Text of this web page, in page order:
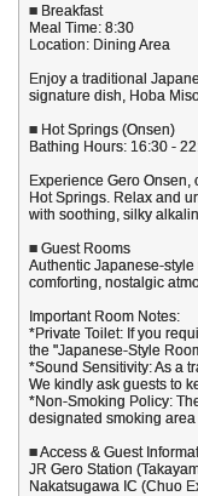
■ Breakfast
Meal Time: 8:30
Location: Dining Area
Enjoy a traditional
signature dish, Hoba
■ Hot Springs (Onsen)
Bathing Hours: 16:30 -
Experience Gero Onsen,
Hot Springs. Relax and
with soothing, silky
■ Guest Rooms
Authentic Japanese-
comforting, nostalgic
Important Room Notes:
*Private Toilet: If you
the "Japanese-Style
*Sound Sensitivity: As a
We kindly ask guests to
*Non-Smoking Policy:
designated smoking
■ Access & Guest
JR Gero Station
Nakatsugawa IC (Chuo